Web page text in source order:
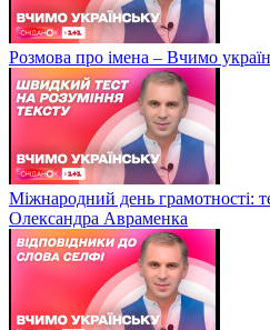
Розмова про імена – Вчимо
Міжнародний день грамотності:
Олександра Авраменка